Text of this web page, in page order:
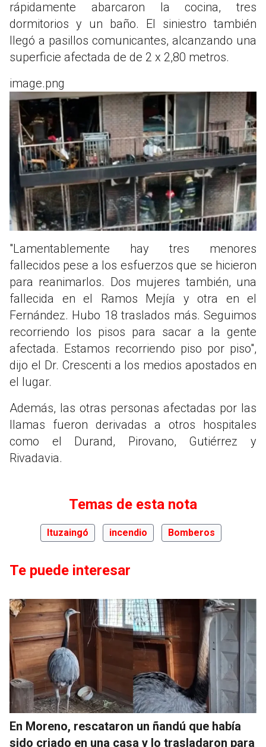
rápidamente abarcaron la cocina, tres
dormitorios y un baño. El siniestro también
llegó a pasillos comunicantes, alcanzando una
superficie afectada de de 2 x 2,80 metros.
image.png
"Lamentablemente hay tres menores
fallecidos pese a los esfuerzos que se hicieron
para reanimarlos. Dos mujeres también, una
fallecida en el Ramos Mejía y otra en el
Fernández. Hubo 18 traslados más. Seguimos
recorriendo los pisos para sacar a la gente
afectada. Estamos recorriendo piso por piso",
dijo el Dr. Crescenti a los medios apostados en
el lugar.
Además, las otras personas afectadas por las
llamas fueron derivadas a otros hospitales
como el Durand, Pirovano, Gutiérrez y
Rivadavia.
Temas de esta nota
Ituzaingó incendio Bomberos
Te puede interesar
En Moreno, rescataron un ñandú que había
sido criado en una casa y lo trasladaron para